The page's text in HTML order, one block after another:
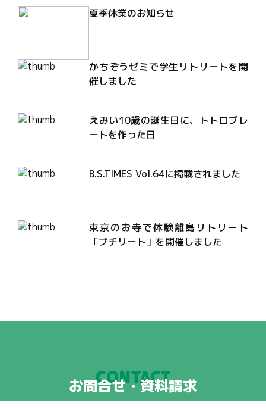
夏季休業のお知らせ
かちぞうゼミで学生リトリートを開
催しました
えみい10歳の誕生日に、トトロプレ
ートを作った日
B.S.TIMES Vol.64に掲載されました
東京のお寺で体験離島リトリート
「プチリート」を開催しました
CONTACT
お問合せ・資料請求